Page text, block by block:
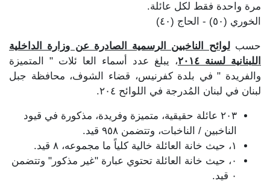
مرة واحدة فقط لكل عائلة.
الخوري (٥٠) - الحاج (٤٠)
حسبلوائح الناخبين الرسمية الصادرة عن وزارة الداخلية
اللبنانية لسنة ٢٠١٤
، يبلغ عدد أسماء العا ئلات " المتميزة
والفريدة " في بلدة كفرنيس، قضاء الشوف، محافظة جبل
لبنان في لبنان المُدرجة في اللوائح ٢٠٤.
٢٠٣ عائلة حقيقية، متميزة وفريدة، مذكورة في قيود
الناخبين / الناخبات، وتتضمن ٩٥٨ قيد.
١، حيث خانة العائلة خالية كلياً ما مجموعه، ٨ قيد.
٠، حيث خانة العائلة تحتوي عبارة "غير مذكور" وتتضمن
٠ قيد.